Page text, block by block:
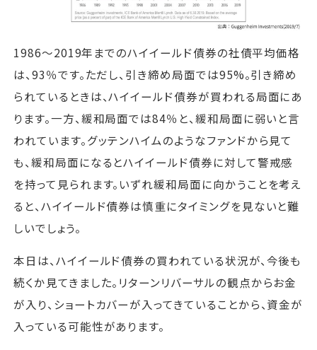
1986～2019年までのハイイールド債券の社債平均価格
は、93％です。ただし、引き締め局面では95%。引き締め
られているときは、ハイイールド債券が買われる局面にあ
ります。一方、緩和局面では84％と、緩和局面に弱いと言
われています。グッテンハイムのようなファンドから見て
も、緩和局面になるとハイイールド債券に対して警戒感
を持って見られます。いずれ緩和局面に向かうことを考え
ると、ハイイールド債券は慎重にタイミングを見ないと難
しいでしょう。
本日は、ハイイールド債券の買われている状況が、今後も
続くか見てきました。リターンリバーサルの観点からお金
が入り、ショートカバーが入ってきていることから、資金が
入っている可能性があります。